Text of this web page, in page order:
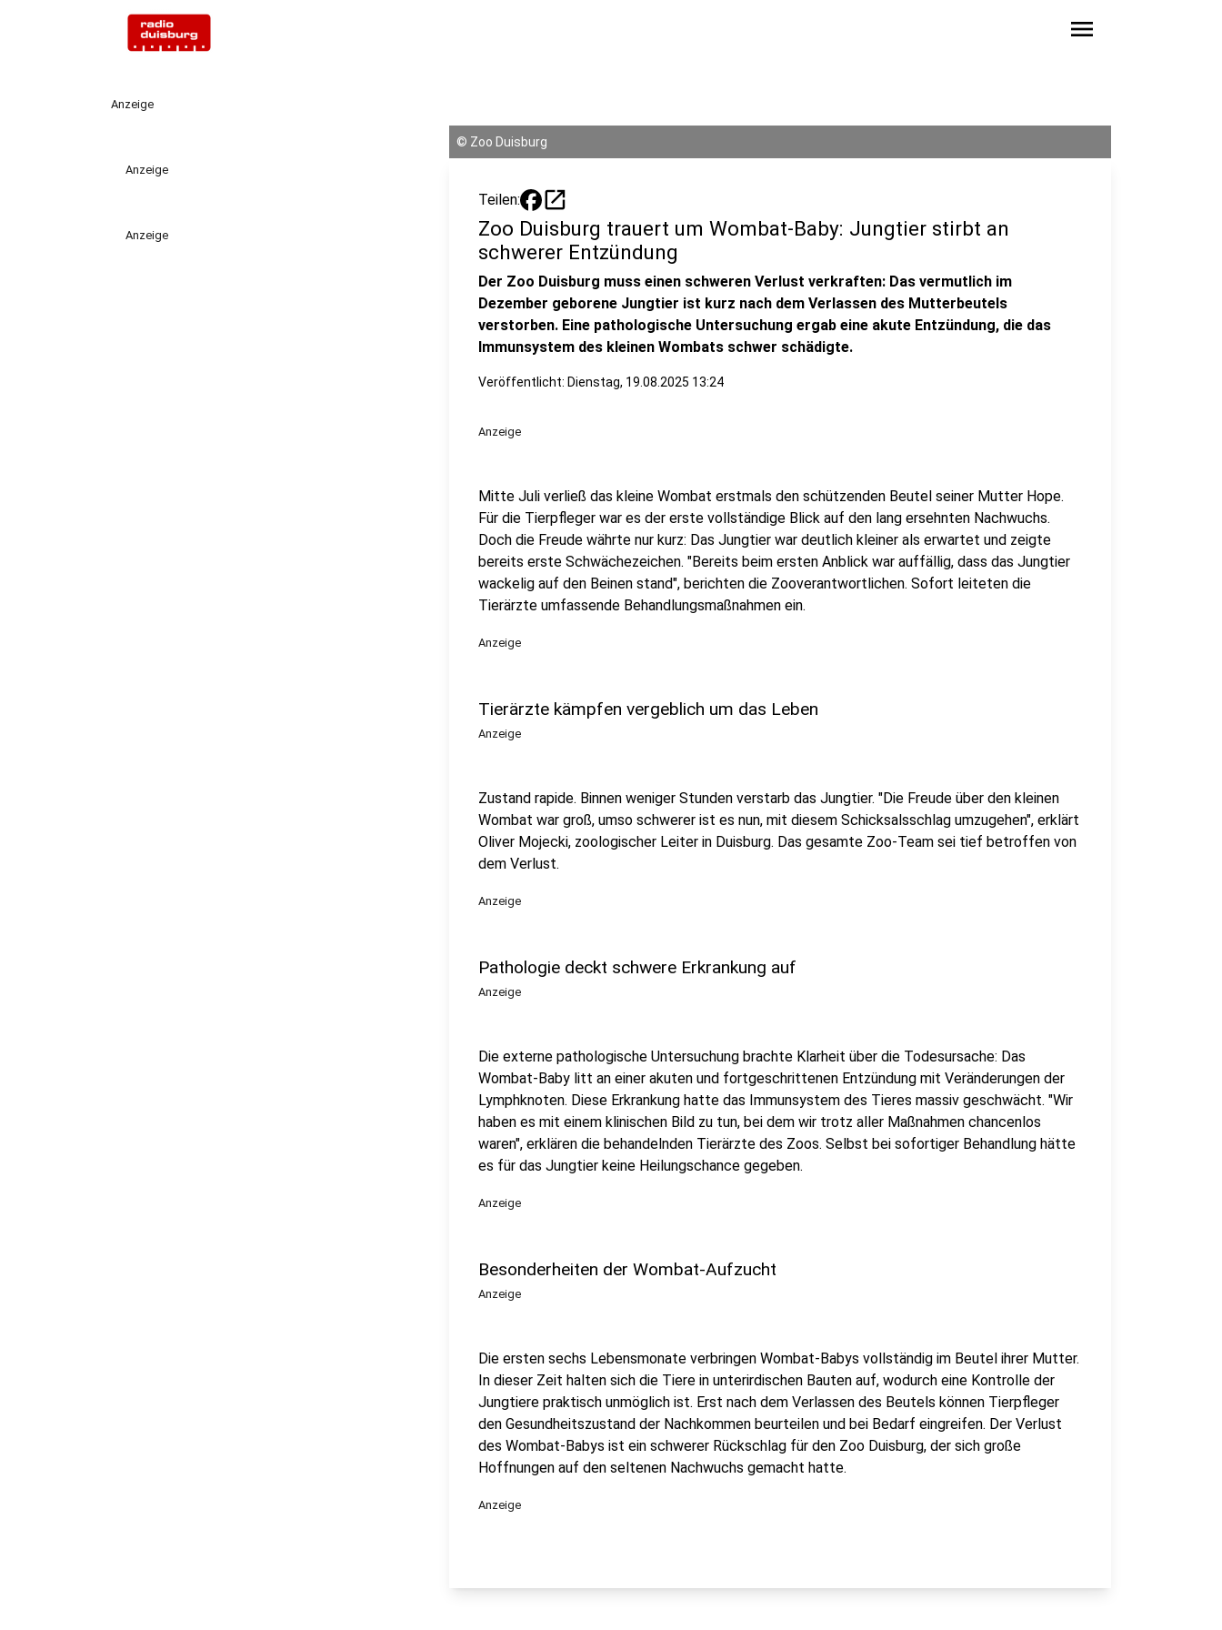
menu
Anzeige
Anzeige
Anzeige
© Zoo Duisburg
Teilen: open_in_new
Zoo Duisburg trauert um Wombat-Baby: Jungtier stirbt an
schwerer Entzündung
Der Zoo Duisburg muss einen schweren Verlust verkraften: Das vermutlich im
Dezember geborene Jungtier ist kurz nach dem Verlassen des Mutterbeutels
verstorben. Eine pathologische Untersuchung ergab eine akute Entzündung, die das
Immunsystem des kleinen Wombats schwer schädigte.
Veröffentlicht: Dienstag, 19.08.2025 13:24
Anzeige
Mitte Juli verließ das kleine Wombat erstmals den schützenden Beutel seiner Mutter Hope.
Für die Tierpfleger war es der erste vollständige Blick auf den lang ersehnten Nachwuchs.
Doch die Freude währte nur kurz: Das Jungtier war deutlich kleiner als erwartet und zeigte
bereits erste Schwächezeichen. "Bereits beim ersten Anblick war auffällig, dass das Jungtier
wackelig auf den Beinen stand", berichten die Zooverantwortlichen. Sofort leiteten die
Tierärzte umfassende Behandlungsmaßnahmen ein.
Anzeige
Tierärzte kämpfen vergeblich um das Leben
Anzeige
Zustand rapide. Binnen weniger Stunden verstarb das Jungtier. "Die Freude über den kleinen
Wombat war groß, umso schwerer ist es nun, mit diesem Schicksalsschlag umzugehen", erklärt
Oliver Mojecki, zoologischer Leiter in Duisburg. Das gesamte Zoo-Team sei tief betroffen von
dem Verlust.
Anzeige
Pathologie deckt schwere Erkrankung auf
Anzeige
Die externe pathologische Untersuchung brachte Klarheit über die Todesursache: Das
Wombat-Baby litt an einer akuten und fortgeschrittenen Entzündung mit Veränderungen der
Lymphknoten. Diese Erkrankung hatte das Immunsystem des Tieres massiv geschwächt. "Wir
haben es mit einem klinischen Bild zu tun, bei dem wir trotz aller Maßnahmen chancenlos
waren", erklären die behandelnden Tierärzte des Zoos. Selbst bei sofortiger Behandlung hätte
es für das Jungtier keine Heilungschance gegeben.
Anzeige
Besonderheiten der Wombat-Aufzucht
Anzeige
Die ersten sechs Lebensmonate verbringen Wombat-Babys vollständig im Beutel ihrer Mutter.
In dieser Zeit halten sich die Tiere in unterirdischen Bauten auf, wodurch eine Kontrolle der
Jungtiere praktisch unmöglich ist. Erst nach dem Verlassen des Beutels können Tierpfleger
den Gesundheitszustand der Nachkommen beurteilen und bei Bedarf eingreifen. Der Verlust
des Wombat-Babys ist ein schwerer Rückschlag für den Zoo Duisburg, der sich große
Hoffnungen auf den seltenen Nachwuchs gemacht hatte.
Anzeige